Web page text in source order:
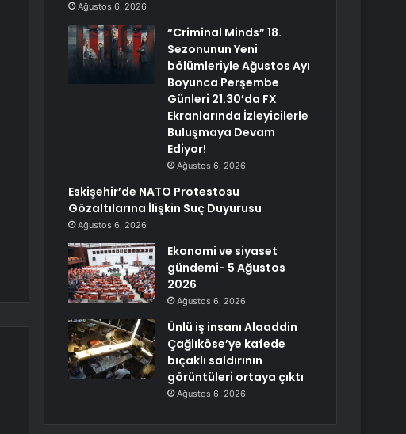
Ağustos 6, 2026
“Criminal Minds” 18.
Sezonunun Yeni
bölümleriyle Ağustos Ayı
Boyunca Perşembe
Günleri 21.30’da FX
Ekranlarında İzleyicilerle
Buluşmaya Devam
Ediyor!
Ağustos 6, 2026
Eskişehir’de NATO Protestosu
Gözaltılarına İlişkin Suç Duyurusu
Ağustos 6, 2026
Ekonomi ve siyaset
gündemi- 5 Ağustos
2026
Ağustos 6, 2026
Ünlü iş insanı Alaaddin
Çağlıköse’ye kafede
bıçaklı saldırının
görüntüleri ortaya çıktı
Ağustos 6, 2026